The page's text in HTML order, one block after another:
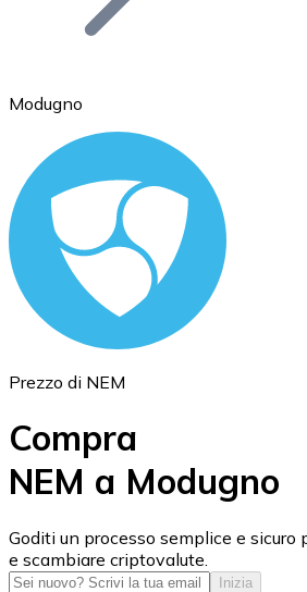
Ethereum
ETH
USD Coin
USDC
Modugno
Prezzo di NEM
Compra
NEM a Modugno
Goditi un processo semplice e sicuro
e scambiare criptovalute.
Inizia